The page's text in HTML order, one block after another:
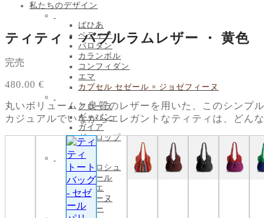
私たちのデザイン
ばひあ
ベティナ
バロタン
カランボル
コンフィダン
エマ
カプセル セゼール × ジョゼフィーヌ
フローラ
ギャバン
ガイア
ギャロップ
ガガ
ガヴロシュ
ユサール
ジョエ
イコーヌ
ジョー
ティティ・ バブルラムレザー ・ 黄色
完売
480.00 €
丸いボリュームと良質のレザーを用いた、このシンプ
カジュアルでいながらエレガントなティティは、どん